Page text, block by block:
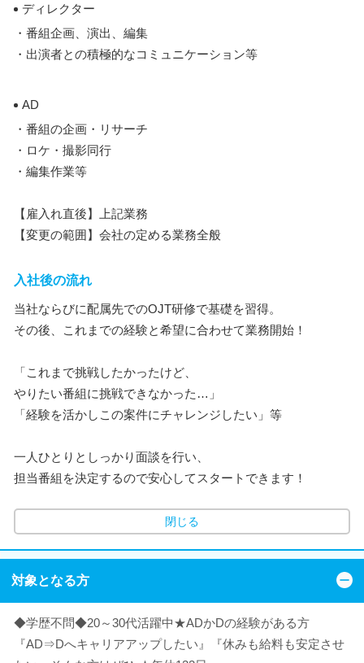
ディレクター
・番組企画、演出、編集
・出演者との積極的なコミュニケーション等
AD
・番組の企画・リサーチ
・ロケ・撮影同行
・編集作業等
【雇入れ直後】上記業務
【変更の範囲】会社の定める業務全般
入社後の流れ
当社ならびに配属先でのOJT研修で基礎を習得。
その後、これまでの経験と希望に合わせて業務開始！
「これまで挑戦したかったけど、
やりたい番組に挑戦できなかった…」
「経験を活かしこの案件にチャレンジしたい」等
一人ひとりとしっかり面談を行い、
担当番組を決定するので安心してスタートできます！
閉じる
対象となる方
◆学歴不問◆20～30代活躍中★ADかDの経験がある方
『AD⇒Dへキャリアアップしたい』『休みも給料も安定させ